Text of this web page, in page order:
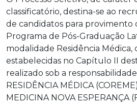
classificatório, destina-se ao
de candidatos para provimento
Programa de Pós-Graduação
modalidade Residência Médica,
estabelecidas no Capítulo II
realizado sob a
RESIDÊNCIA MÉDICA
MEDICINA NOVA ESPERANÇA